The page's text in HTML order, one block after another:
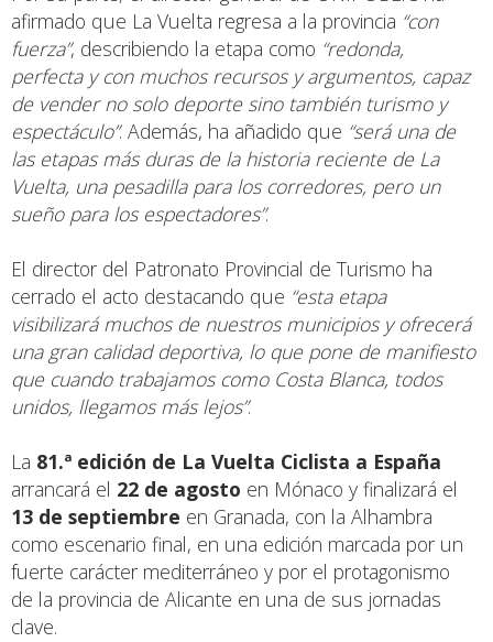
afirmado que La Vuelta regresa a la provincia “con
fuerza”, describiendo la etapa como “redonda,
perfecta y con muchos recursos y argumentos, capaz
de vender no solo deporte sino también turismo y
espectáculo”. Además, ha añadido que “será una de
las etapas más duras de la historia reciente de La
Vuelta, una pesadilla para los corredores, pero un
sueño para los espectadores”.
El director del Patronato Provincial de Turismo ha
cerrado el acto destacando que “esta etapa
visibilizará muchos de nuestros municipios y ofrecerá
una gran calidad deportiva, lo que pone de manifiesto
que cuando trabajamos como Costa Blanca, todos
unidos, llegamos más lejos”.
La 81.ª edición de La Vuelta Ciclista a España
arrancará el 22 de agosto en Mónaco y finalizará el
13 de septiembre en Granada, con la Alhambra
como escenario final, en una edición marcada por un
fuerte carácter mediterráneo y por el protagonismo
de la provincia de Alicante en una de sus jornadas
clave.